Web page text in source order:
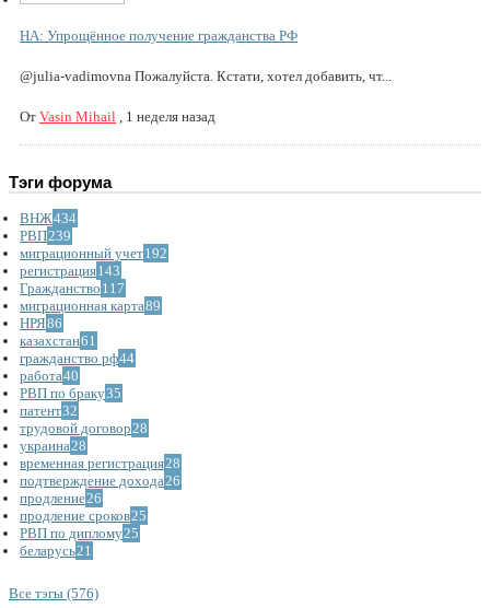
НА: Упрощённое получение гражданства РФ
@julia-vadimovna Пожалуйста. Кстати, хотел добавить, чт...
От Vasin Mihail 1 неделя назад
Тэги форума
ВНЖ434
РВП239
миграционный учет192
регистрация143
Гражданство 117
миграционная карта89
НРЯ86
казахстан61
гражданство рф44
работа40
РВП по браку35
патент32
трудовой договор28
украина28
временная регистрация28
подтверждение дохода26
продление26
продление сроков25
РВП по диплому25
беларусь21
Все тэгы (576)